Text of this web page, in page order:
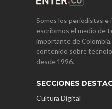
Somos los periodistas e
escribimos el medio de
importante de
contenido sobre
desde 1996.
SECCIONES
Cultura Digital